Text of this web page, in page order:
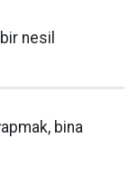
nesil
bina